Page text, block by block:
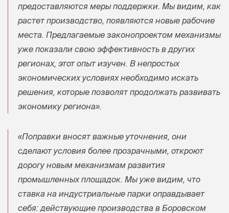
предоставляются меры поддержки. Мы видим, как
растет производство, появляются новые рабочие
места. Предлагаемые законопроектом механизмы
уже показали свою эффективность в других
регионах, этот опыт изучен. В непростых
экономических условиях необходимо искать
решения, которые позволят продолжать развивать
экономику региона».
«Поправки вносят важные уточнения, они
сделают условия более прозрачными, откроют
дорогу новым механизмам развития
промышленных площадок. Мы уже видим, что
ставка на индустриальные парки оправдывает
себя: действующие производства в Боровском